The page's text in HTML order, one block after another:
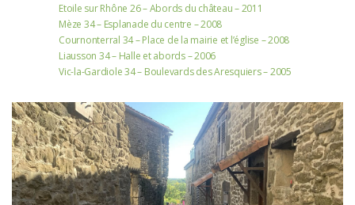
Etoile sur Rhône 26 – Abords du château – 2011
Mèze 34 – Esplanade du centre – 2008
Cournonterral 34 – Place de la mairie et l’église – 2008
Liausson 34 – Halle et abords – 2006
Vic-la-Gardiole 34 – Boulevards des Aresquiers – 2005